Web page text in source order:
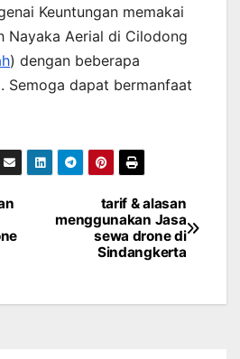
Keuntungan memakai
Nayaka Aerial di Cilodong
) dengan beberapa
Semoga dapat bermanfaat
tarif & alasan
menggunakan Jasa
sewa drone di
Sindangkerta